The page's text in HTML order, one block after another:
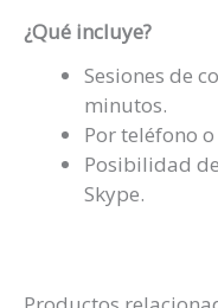
¿Qué incluye?
Sesiones de
minutos.
Por teléfono
Posibilidad
Skype.